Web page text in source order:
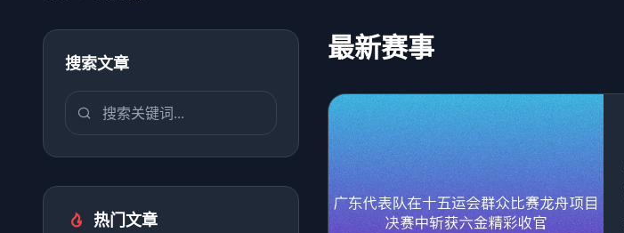
搜索文章
热门文章
最新赛事